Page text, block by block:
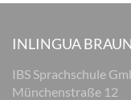
INLINGUA
IBS Sprachschule
Münchenstraße 12